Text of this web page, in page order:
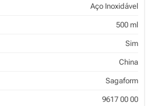
Aço Inoxidável
500 ml
Sim
China
Sagaform
9617 00 00